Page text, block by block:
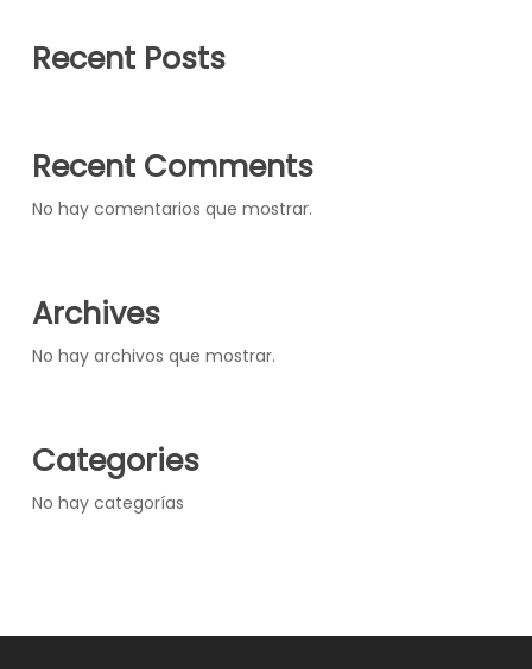
Recent Posts
Recent Comments
No hay comentarios que mostrar.
Archives
No hay archivos que mostrar.
Categories
No hay categorías